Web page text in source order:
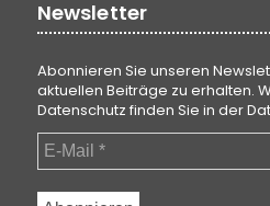
Newsletter
Abonnieren Sie unseren
aktuellen Beiträge zu erhalten.
Datenschutz finden Sie in der